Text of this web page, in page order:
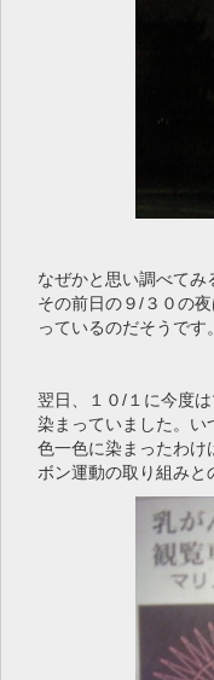
なぜかと思い調べてみ
その前日の９/３０の
っているのだそうです。
翌日、１０/１に今度
染まっていました。い
色一色に染まったわけ
ボン運動の取り組みと